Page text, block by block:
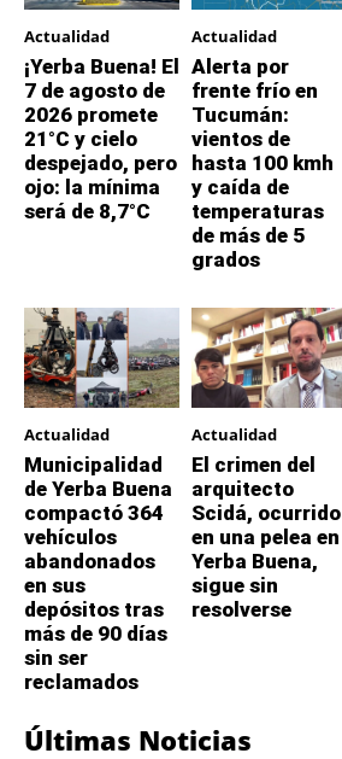
Actualidad
¡Yerba Buena! El
7 de agosto de
2026 promete
21°C y cielo
despejado, pero
ojo: la mínima
será de 8,7°C
Actualidad
Alerta por
frente frío en
Tucumán:
vientos de
hasta 100 kmh
y caída de
temperaturas
de más de 5
grados
Actualidad
Municipalidad
de Yerba Buena
compactó 364
vehículos
abandonados
en sus
depósitos tras
más de 90 días
sin ser
reclamados
Actualidad
El crimen del
arquitecto
Scidá, ocurrido
en una pelea en
Yerba Buena,
sigue sin
resolverse
Últimas Noticias